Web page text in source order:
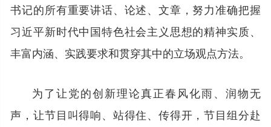
书记的所有重要讲话、论述、文章，努力准确把握
习近平新时代中国特色社会主义思想的精神实质、
丰富内涵、实践要求和贯穿其中的立场观点方法。
为了让党的创新理论真正春风化雨、润物无
声，让节目叫得响、站得住、传得开，节目组分赴